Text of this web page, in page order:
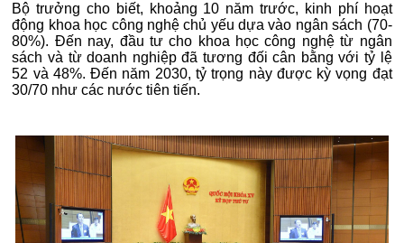
Bộ trưởng cho biết, khoảng 10 năm trước, kinh phí hoạt
động khoa học công nghệ chủ yếu dựa vào ngân sách (70-
80%). Đến nay, đầu tư cho khoa học công nghệ từ ngân
sách và từ doanh nghiệp đã tương đối cân bằng với tỷ lệ
52 và 48%. Đến năm 2030, tỷ trọng này được kỳ vọng đạt
30/70 như các nước tiên tiến.